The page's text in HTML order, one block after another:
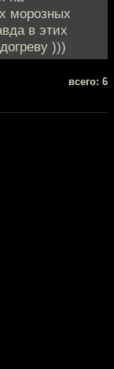
морозных
в этих
)))
всего: 6